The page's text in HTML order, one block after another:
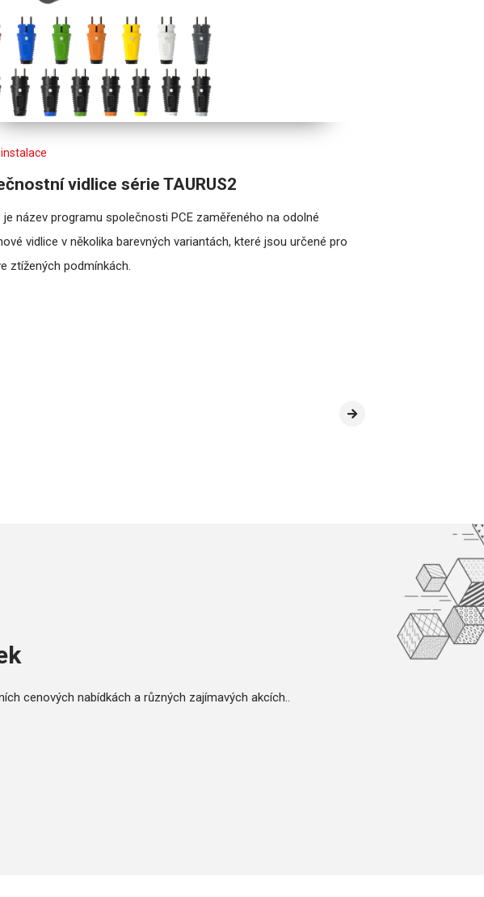
vidlice série TAURUS2
je název programu společnosti PCE zaměřeného na odolné
vidlice v několika barevných variantách, které jsou určené pro
ztížených podmínkách.
cenových nabídkách a různých zajímavých akcích..